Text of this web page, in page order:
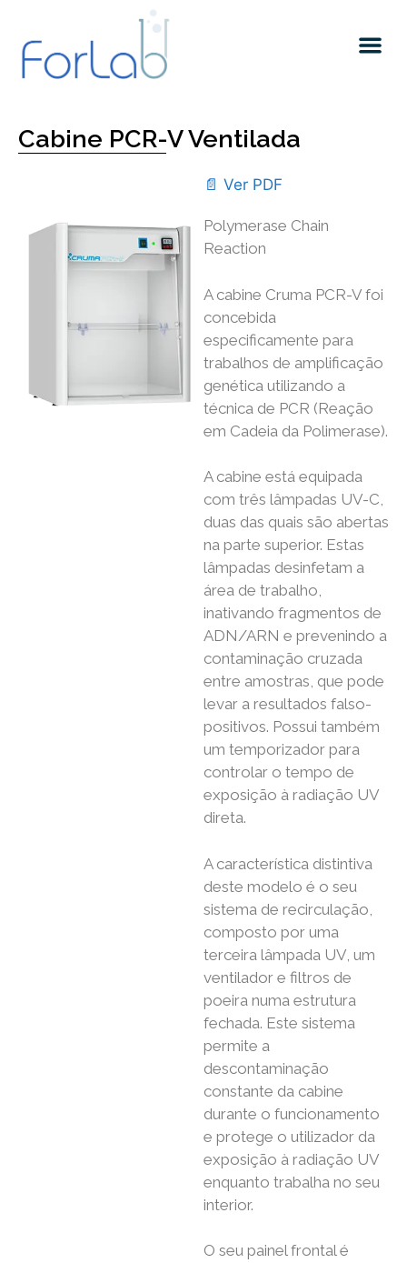
Cabine PCR-V Ventilada
📄 Ver PDF
Polymerase Chain
Reaction
A cabine Cruma PCR-V foi
concebida
especificamente para
trabalhos de amplificação
genética utilizando a
técnica de PCR (Reação
em Cadeia da Polimerase).
A cabine está equipada
com três lâmpadas UV-C,
duas das quais são abertas
na parte superior. Estas
lâmpadas desinfetam a
área de trabalho,
inativando fragmentos de
ADN/ARN e prevenindo a
contaminação cruzada
entre amostras, que pode
levar a resultados falso-
positivos. Possui também
um temporizador para
controlar o tempo de
exposição à radiação UV
direta.
A característica distintiva
deste modelo é o seu
sistema de recirculação,
composto por uma
terceira lâmpada UV, um
ventilador e filtros de
poeira numa estrutura
fechada. Este sistema
permite a
descontaminação
constante da cabine
durante o funcionamento
e protege o utilizador da
exposição à radiação UV
enquanto trabalha no seu
interior.
O seu painel frontal é